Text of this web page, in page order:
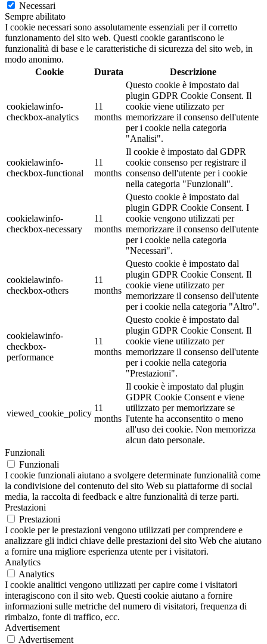
Necessari
Sempre abilitato
I cookie necessari sono assolutamente essenziali per il corretto
funzionamento del sito web. Questi cookie garantiscono le
funzionalità di base e le caratteristiche di sicurezza del sito web, in
modo anonimo.
Cookie
Durata Descrizione
cookielawinfo-
checkbox-analytics
11
months
Questo cookie è impostato dal
plugin GDPR Cookie Consent. Il
cookie viene utilizzato per
memorizzare il consenso dell'utente
per i cookie nella categoria
"Analisi".
cookielawinfo-
checkbox-functional
11
months
Il cookie è impostato dal GDPR
cookie consenso per registrare il
consenso dell'utente per i cookie
nella categoria "Funzionali".
cookielawinfo-
checkbox-necessary
11
months
Questo cookie è impostato dal
plugin GDPR Cookie Consent. I
cookie vengono utilizzati per
memorizzare il consenso dell'utente
per i cookie nella categoria
"Necessari".
cookielawinfo-
checkbox-others
11
months
Questo cookie è impostato dal
plugin GDPR Cookie Consent. Il
cookie viene utilizzato per
memorizzare il consenso dell'utente
per i cookie nella categoria "Altro".
cookielawinfo-
checkbox-
performance
11
months
Questo cookie è impostato dal
plugin GDPR Cookie Consent. Il
cookie viene utilizzato per
memorizzare il consenso dell'utente
per i cookie nella categoria
"Prestazioni".
viewed_cookie_policy
11
months
Il cookie è impostato dal plugin
GDPR Cookie Consent e viene
utilizzato per memorizzare se
l'utente ha acconsentito o meno
all'uso dei cookie. Non memorizza
alcun dato personale.
Funzionali
Funzionali
I cookie funzionali aiutano a svolgere determinate funzionalità come
la condivisione del contenuto del sito Web su piattaforme di social
media, la raccolta di feedback e altre funzionalità di terze parti.
Prestazioni
Prestazioni
I cookie per le prestazioni vengono utilizzati per comprendere e
analizzare gli indici chiave delle prestazioni del sito Web che aiutano
a fornire una migliore esperienza utente per i visitatori.
Analytics
Analytics
I cookie analitici vengono utilizzati per capire come i visitatori
interagiscono con il sito web. Questi cookie aiutano a fornire
informazioni sulle metriche del numero di visitatori, frequenza di
rimbalzo, fonte di traffico, ecc.
Advertisement
Advertisement